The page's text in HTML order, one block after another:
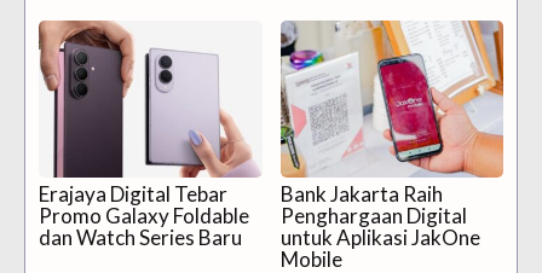
Erajaya Digital Tebar
Promo Galaxy Foldable
dan Watch Series Baru
Bank Jakarta Raih
Penghargaan Digital
untuk Aplikasi JakOne
Mobile